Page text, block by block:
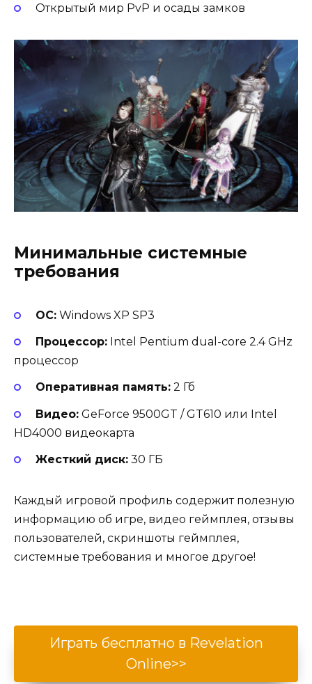
Открытый мир PvP и осады замков
Минимальные системные
требования
ОС:Windows XP SP3
Процессор:Intel Pentium dual-core 2.4 GHz
процессор
Оперативная память:2 Гб
Видео:GeForce 9500GT / GT610 или Intel
HD4000 видеокарта
Жесткий диск:30 ГБ
Каждый игровой профиль содержит полезную
информацию об игре, видео геймплея, отзывы
пользователей, скриншоты геймплея,
системные требования и многое другое!
Играть бесплатно в Revelation
Online>>